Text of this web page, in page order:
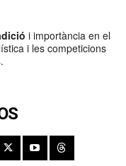
i importància en el
i les competicions